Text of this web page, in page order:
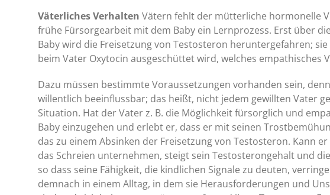
Väterliches Verhalten Vätern fehlt der mütterliche hormonelle
frühe Fürsorgearbeit mit dem Baby ein Lernprozess. Erst über
Baby wird die Freisetzung von Testosteron heruntergefahren;
beim Vater Oxytocin ausgeschüttet wird, welches empathisches
Dazu müssen bestimmte Voraussetzungen vorhanden sein,
willentlich beeinflussbar; das heißt, nicht jedem gewillten Vater
Situation. Hat der Vater z. B. die Möglichkeit fürsorglich und
Baby einzugehen und erlebt er, dass er mit seinen
das zu einem Absinken der Freisetzung von Testosteron. Kann
das Schreien unternehmen, steigt sein Testosterongehalt und
so dass seine Fähigkeit, die kindlichen Signale zu deuten,
demnach in einem Alltag, in dem sie Herausforderungen und